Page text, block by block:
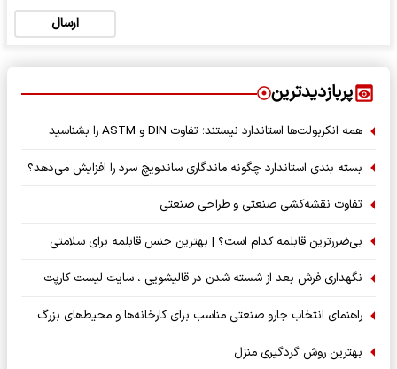
ارسال
پربازدیدترین
همه انکربولت‌ها استاندارد نیستند؛ تفاوت DIN و ASTM را بشناسید
بسته‌ بندی استاندارد چگونه ماندگاری ساندویچ سرد را افزایش می‌دهد؟
تفاوت نقشه‌کشی صنعتی و طراحی صنعتی
بی‌ضررترین قابلمه کدام است؟ | بهترین جنس قابلمه برای سلامتی
نگهداری فرش بعد از شسته شدن در قالیشویی ، سایت لیست کارپت
راهنمای انتخاب جارو صنعتی مناسب برای کارخانه‌ها و محیط‌های بزرگ
بهترین روش گردگیری منزل